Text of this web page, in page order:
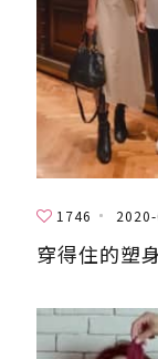
1746
穿得住的塑